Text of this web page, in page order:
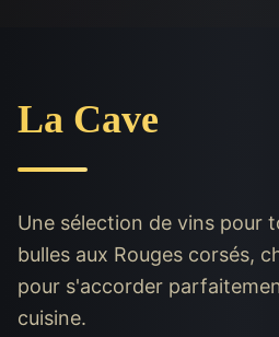
La Cave
Une sélection de vins pour
bulles aux Rouges corsés,
pour s'accorder
cuisine.